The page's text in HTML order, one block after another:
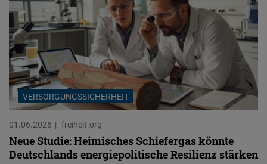
VERSORGUNGSSICHERHEIT
01.06.2026 freiheit.org
Neue Studie: Heimisches Schiefergas könnte
Deutschlands energiepolitische Resilienz stärken